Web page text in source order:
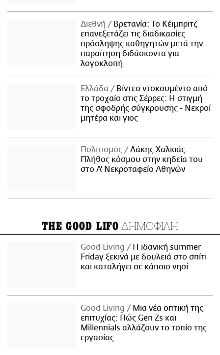
Διεθνή
Βρετανία: Το Κέιμπριτζ
επανεξετάζει τις διαδικασίες
πρόσληψης καθηγητών μετά την
παραίτηση διδάσκοντα για
λογοκλοπή
Ελλάδα
Βίντεο ντοκουμέντο από
το τροχαίο στις Σέρρες: Η στιγμή
της σφοδρής σύγκρουσης - Νεκροί
μητέρα και γιος
Πολιτισμός
Λάκης Χαλκιάς:
Πλήθος κόσμου στην κηδεία του
στο Α' Νεκροταφείο Αθηνών
THE GOOD LIFO ΔΗΜΟΦΙΛΗ
Good Living
Η ιδανική summer
Friday ξεκινά με δουλειά στο σπίτι
και καταλήγει σε κάποιο νησί
Good Living
Μια νέα οπτική της
επιτυχίας: Πώς Gen Zs και
Millennials αλλάζουν το τοπίο της
εργασίας